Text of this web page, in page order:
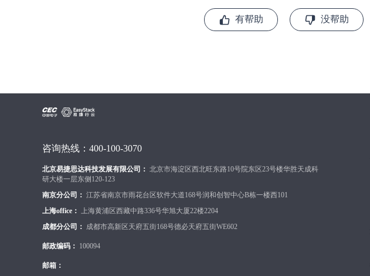
有帮助 没帮助
咨询热线：400-100-3070
北京易捷思达科技发展有限公司： 北京市海淀区西北旺东路10号院东区23号楼华胜天成科
研大楼一层东侧120-123
南京分公司： 江苏省南京市雨花台区软件大道168号润和创智中心B栋一楼西101
上海office： 上海黄浦区西藏中路336号华旭大厦22楼2204
成都分公司： 成都市高新区天府五街168号德必天府五街WE602
邮政编码： 100094
邮箱：